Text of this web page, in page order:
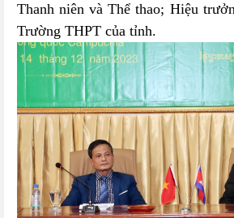
Thanh niên và Thể thao; Hiệu
Trường THPT của tỉnh.